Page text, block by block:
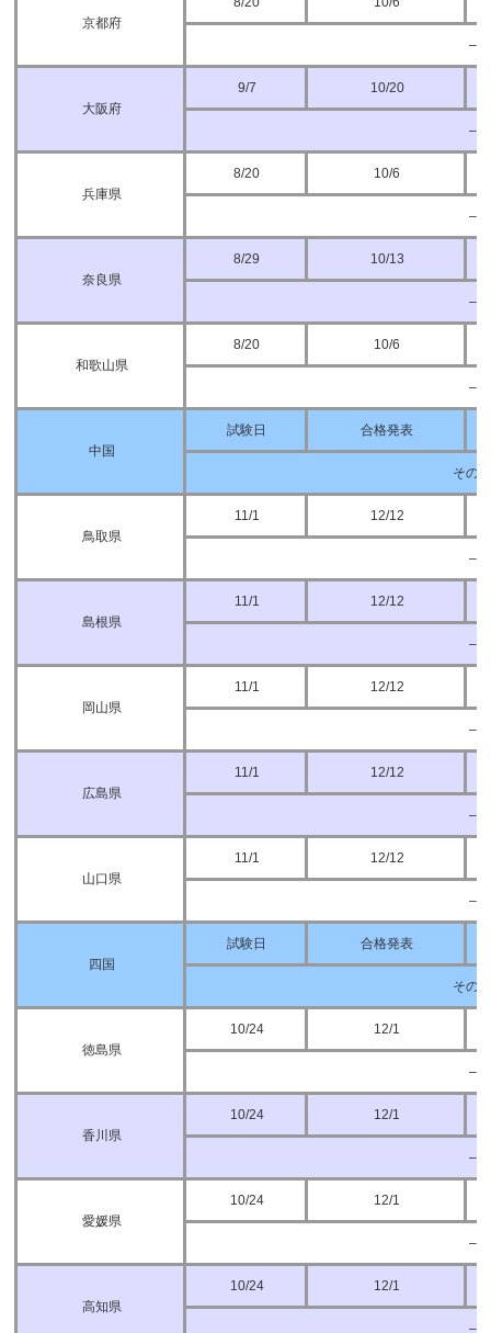
京都府
–
大阪府
9/7 10/20
–
兵庫県
8/20 10/6
–
奈良県
8/29 10/13
–
和歌山県
8/20 10/6
–
中国
試験日 合格発表
その
鳥取県
11/1 12/12
–
島根県
11/1 12/12
–
岡山県
11/1 12/12
–
広島県
11/1 12/12
–
山口県
11/1 12/12
–
四国
試験日 合格発表
その
徳島県
10/24 12/1
–
香川県
10/24 12/1
–
愛媛県
10/24 12/1
–
高知県
10/24 12/1
–